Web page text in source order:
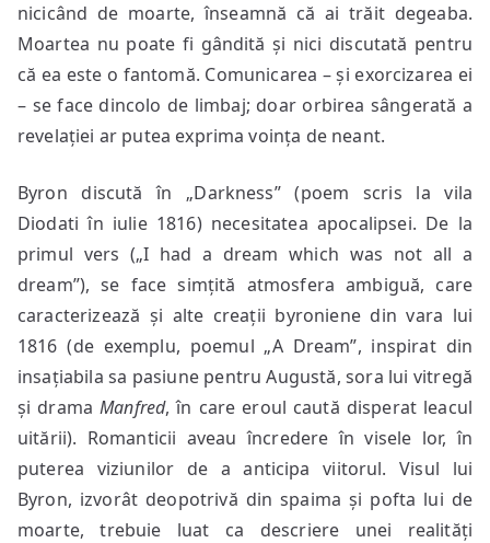
nicicând de moarte, înseamnă că ai trăit degeaba.
Moartea nu poate fi gândită și nici discutată pentru
că ea este o fantomă. Comunicarea – și exorcizarea ei
– se face dincolo de limbaj; doar orbirea sângerată a
revelației ar putea exprima voința de neant.
Byron discută în „Darkness” (poem scris la vila
Diodati în iulie 1816) necesitatea apocalipsei. De la
primul vers („I had a dream which was not all a
dream”), se face simțită atmosfera ambiguă, care
caracterizează și alte creații byroniene din vara lui
1816 (de exemplu, poemul „A Dream”, inspirat din
insațiabila sa pasiune pentru Augustă, sora lui vitregă
și dramaManfred, în care eroul caută disperat leacul
uitării). Romanticii aveau încredere în visele lor, în
puterea viziunilor de a anticipa viitorul. Visul lui
Byron, izvorât deopotrivă din spaima și pofta lui de
moarte, trebuie luat ca descriere unei realități